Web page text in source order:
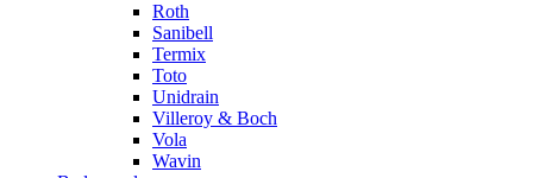
Roth
Sanibell
Termix
Toto
Unidrain
Villeroy & Boch
Vola
Wavin